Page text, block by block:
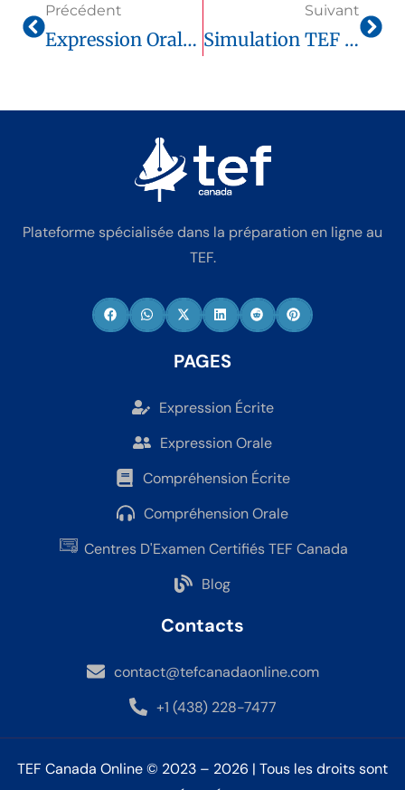
Précédent
Expression Orale TEF Canada 2025 : Guide Complet, Barème Et Préparation Optimale
Suivant
Simulation TEF Canada Gratuite : Test Officiel Complet Pour Candidats À L’étranger
Plateforme spécialisée dans la préparation en ligne au
TEF.
PAGES
Expression Écrite
Expression Orale
Compréhension Écrite
Compréhension Orale
Centres D'Examen Certifiés TEF Canada
Blog
Contacts
contact@tefcanadaonline.com
+1 (438) 228-7477
TEF Canada Online © 2023 – 2026 | Tous les droits sont